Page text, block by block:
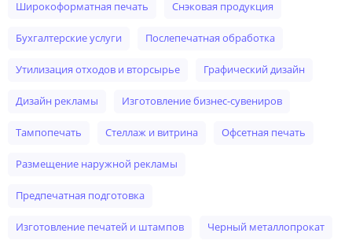
широкоформатная печать снэковая продукция
бухгалтерские услуги послепечатная обработка
утилизация отходов и вторсырье графический дизайн
дизайн рекламы изготовление бизнес-сувениров
тампопечать стеллаж и витрина офсетная печать
размещение наружной рекламы
предпечатная подготовка
изготовление печатей и штампов черный металлопрокат